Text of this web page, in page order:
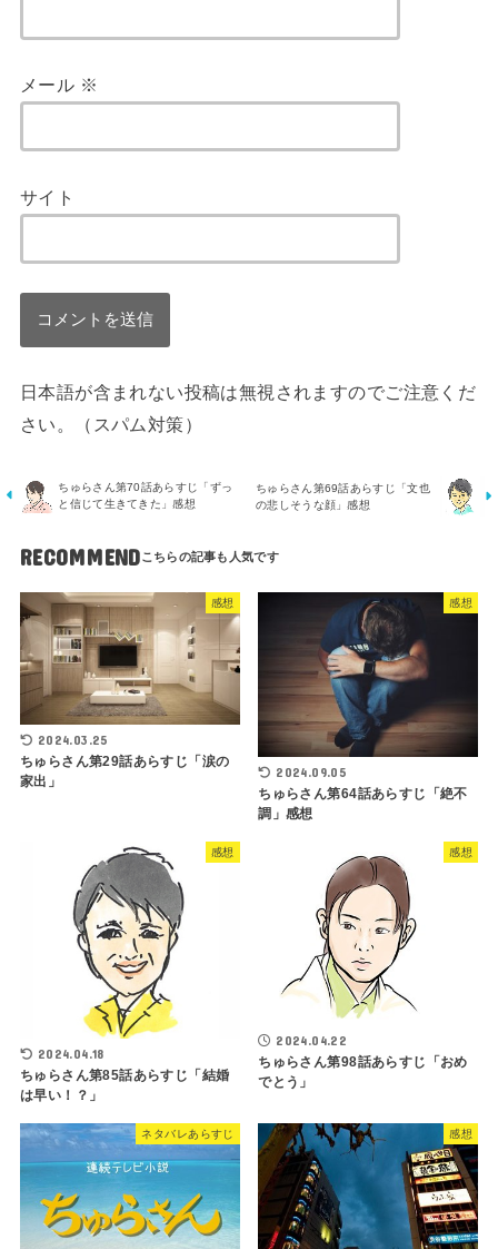
メール ※
サイト
日本語が含まれない投稿は無視されますのでご注意くだ
さい。（スパム対策）
ちゅらさん第70話あらすじ「ずっ
と信じて生きてきた」感想
ちゅらさん第69話あらすじ「文也
の悲しそうな顔」感想
RECOMMEND
感想
2024.03.25
ちゅらさん第29話あらすじ「涙の
家出」
感想
2024.09.05
ちゅらさん第64話あらすじ「絶不
調」感想
感想
2024.04.18
ちゅらさん第85話あらすじ「結婚
は早い！？」
感想
2024.04.22
ちゅらさん第98話あらすじ「おめ
でとう」
ネタバレあらすじ 感想